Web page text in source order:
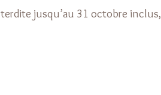
jusqu’au 31 octobre inclus,